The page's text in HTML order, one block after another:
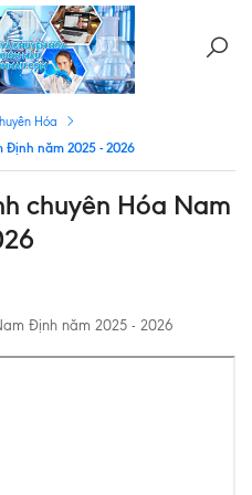
Hóa
Định năm 2025 - 2026
chuyên Hóa Nam
Định năm 2025 - 2026